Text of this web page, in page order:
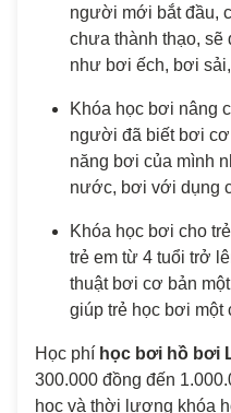
người mới bắt đầu,
chưa thành thạo, sẽ
như bơi ếch, bơi
Khóa học bơi nâng
người đã biết bơi
năng bơi của mình
nước, bơi với dụng
Khóa học bơi cho
trẻ em từ 4 tuổi trở
thuật bơi cơ bản
giúp trẻ học bơi một
Học phí học bơi hồ bơi
300.000 đồng đến
học và thời lượng khóa